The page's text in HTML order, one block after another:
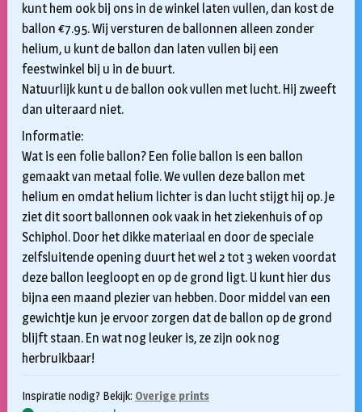
kunt hem ook bij ons in de winkel laten vullen, dan kost de
ballon €7.95. Wij versturen de ballonnen alleen zonder
helium, u kunt de ballon dan laten vullen bij een
feestwinkel bij u in de buurt.
Natuurlijk kunt u de ballon ook vullen met lucht. Hij zweeft
dan uiteraard niet.
Informatie:
Wat is een folie ballon? Een folie ballon is een ballon
gemaakt van metaal folie. We vullen deze ballon met
helium en omdat helium lichter is dan lucht stijgt hij op. Je
ziet dit soort ballonnen ook vaak in het ziekenhuis of op
Schiphol. Door het dikke materiaal en door de speciale
zelfsluitende opening duurt het wel 2 tot 3 weken voordat
deze ballon leegloopt en op de grond ligt. U kunt hier dus
bijna een maand plezier van hebben. Door middel van een
gewichtje kun je ervoor zorgen dat de ballon op de grond
blijft staan. En wat nog leuker is, ze zijn ook nog
herbruikbaar!
Inspiratie nodig? Bekijk: Overige prints